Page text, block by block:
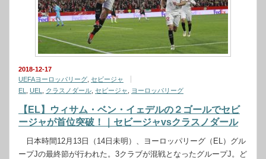
2018-12-17
UEFAヨーロッパリーグ セビージャ
EL
UEL クラスノダール セビージャ ヨーロッパリーグ
【EL】ウィサム・ベン・イェデルの２ゴールでセビ
ージャが首位突破！｜セビージャvsクラスノダール
日本時間12月13日（14日未明）、ヨーロッパリーグ（EL）グル
ープJの最終節が行われた。3クラブが混戦となったグループJ。ど